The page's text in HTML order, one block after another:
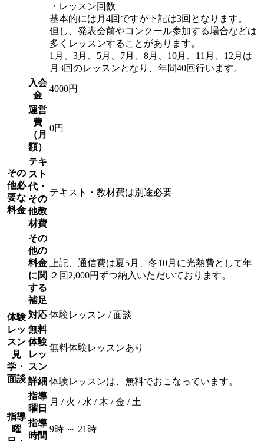
・レッスン回数
基本的には月4回ですが下記は3回となります。
但し、発表会前やコンクール参加する場合などは
多くレッスンすることがあります。
1月、3月、5月、7月、8月、10月、11月、12月は
月3回のレッスンとなり、年間40回行います。
その
他必
要な
料金
入会
金
4000円
運営
費
（月
額）
0円
テキ
スト
代・
その
他教
材費
テキスト・教材費は別途必要
その
他の
料金
に関
する
補足
上記、通信費は夏5月、冬10月に光熱費として年
２回2,000円ずつ納入いただいております。
体験
レッ
スン
見
学・
面談
対応 体験レッスン / 面談
無料
体験
レッ
スン
無料体験レッスンあり
詳細 体験レッスンは、無料でおこなっています。
指導
曜
指導
曜日
月 / 火 / 水 / 木 / 金 / 土
指導
時間
9時 ～ 21時